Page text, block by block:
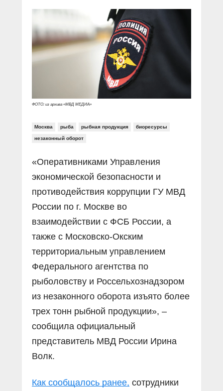
Документальные фильмы
Специальный репортаж
КиберПОСТОВОЙ
Журнал «Полиция России»
Контакты
Вакансии
ФОТО: из архива «МВД МЕДИА»
Москва рыба рыбная продукция биоресурсы
незаконный оборот
«Оперативниками Управления
экономической безопасности и
противодействия коррупции ГУ МВД
России по г. Москве во
взаимодействии с ФСБ России, а
также с Московско-Окским
территориальным управлением
Федерального агентства по
рыболовству и Россельхознадзором
из незаконного оборота изъято более
трех тонн рыбной продукции», –
сообщила официальный
представитель МВД России Ирина
Волк.
Как сообщалось ранее, сотрудники